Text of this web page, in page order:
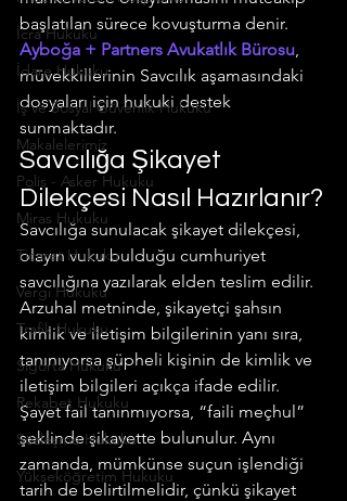
İcra Hukuku
İdare Hukuku
İş ve Sosyal Güvenlik Hukuku
Makalelerimiz
Polis - Asker Hukuku
Miras Hukuku
Ticaret Hukuku
Vergi Hukuku
Trafik Hukuku
Sigorta Hukuku
Rekabet Hukuku
Sözleşme Hukuku
Yükseköğretim Hukuku
başlatılan sürece kovuşturma denir.
Ayboğa + Partners Avukatlık Bürosu,
müvekkillerinin Savcılık aşamasındaki
dosyaları için hukuki destek
sunmaktadır.
Savcılığa Şikayet
Dilekçesi Nasıl Hazırlanır?
Savcılığa sunulacak şikayet dilekçesi,
olayın vuku bulduğu cumhuriyet
savcılığına yazılarak elden teslim edilir.
Arzuhal metninde, şikayetçi şahsın
kimlik ve iletişim bilgilerinin yanı sıra,
tanınıyorsa şüpheli kişinin de kimlik ve
iletişim bilgileri açıkça ifade edilir.
Şayet fail tanınmıyorsa, “faili meçhul”
şeklinde şikayette bulunulur. Aynı
zamanda, mümkünse suçun işlendiği
tarih de belirtilmelidir, çünkü şikayet